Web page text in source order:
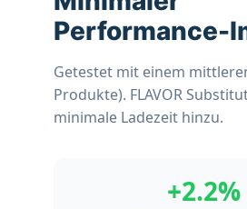
Performance-
Getestet mit einem
Produkte). FLAVOR
minimale Ladezeit hinzu.
+2.2%